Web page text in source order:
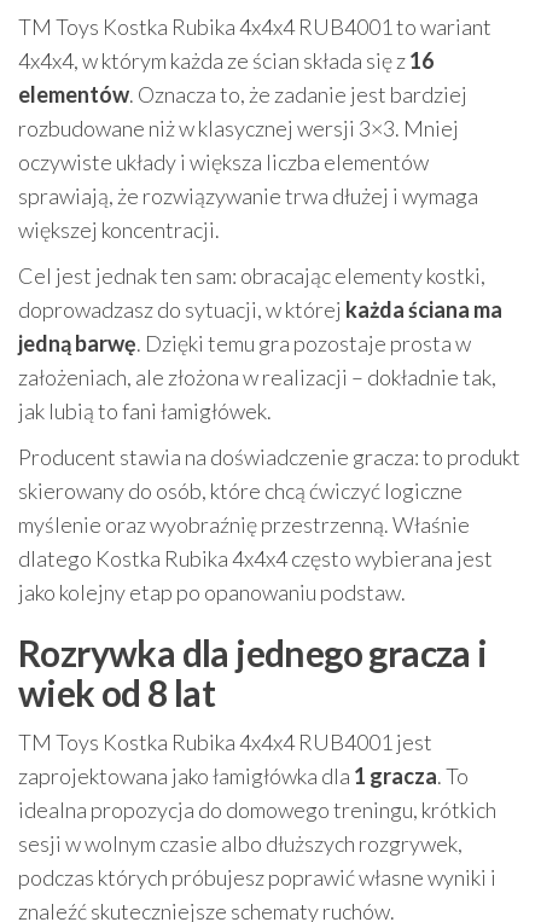
TM Toys Kostka Rubika 4x4x4 RUB4001 to wariant
4x4x4, w którym każda ze ścian składa się z16
elementów. Oznacza to, że zadanie jest bardziej
rozbudowane niż w klasycznej wersji 3×3. Mniej
oczywiste układy i większa liczba elementów
sprawiają, że rozwiązywanie trwa dłużej i wymaga
większej koncentracji.
Cel jest jednak ten sam: obracając elementy kostki,
doprowadzasz do sytuacji, w której każda ściana ma
jedną barwę. Dzięki temu gra pozostaje prosta w
założeniach, ale złożona w realizacji – dokładnie tak,
jak lubią to fani łamigłówek.
Producent stawia na doświadczenie gracza: to produkt
skierowany do osób, które chcą ćwiczyć logiczne
myślenie oraz wyobraźnię przestrzenną. Właśnie
dlatego Kostka Rubika 4x4x4 często wybierana jest
jako kolejny etap po opanowaniu podstaw.
Rozrywka dla jednego gracza i
wiek od 8 lat
TM Toys Kostka Rubika 4x4x4 RUB4001 jest
zaprojektowana jako łamigłówka dla 1 gracza. To
idealna propozycja do domowego treningu, krótkich
sesji w wolnym czasie albo dłuższych rozgrywek,
podczas których próbujesz poprawić własne wyniki i
znaleźć skuteczniejsze schematy ruchów.